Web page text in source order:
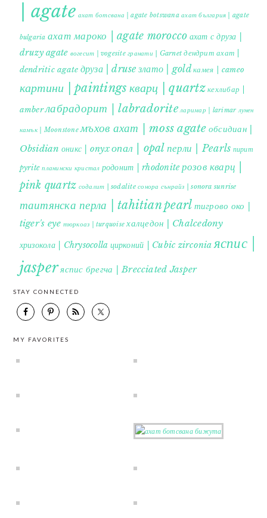
| agate ахат ботсвана | agate botswana ахат българия | agate
bulgaria ахат мароко | agate morocco ахат с друза |
druzy agate вогесит | vogesite гранати | Garnet дендрит ахат |
dendritic agate друза | druse злато | gold камея | cameo
картини | paintings кварц | quartzкехлибар |
amberлабрадорит | labradorite ларимар | larimar лунен
камък | Moonstone мъхов ахат | moss agate обсидиан |
Obsidian оникс | onyxопал | opal перли | Pearls пирит |
pyrite планински кристал родонит | rhodonite розов кварц |
pink quartz содалит | sodalite сонора сънрайз | sonora sunrise
таитянска перла | tahitian pearl тигрово око |
tiger's eye тюркоаз | turquoise халцедон | Chalcedony
хризокола | Chrysocolla цирконий | Cubic zirconia яспис |
jasperяспис брегча | Brecciated Jasper
STAY CONNECTED
MY FAVORITES